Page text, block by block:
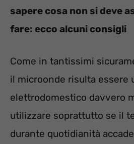
sapere cosa non si deve
fare: ecco alcuni consigli
Come in tantissimi
il microonde risulta essere
elettrodomestico davvero
utilizzare soprattutto se il
durante quotidianità